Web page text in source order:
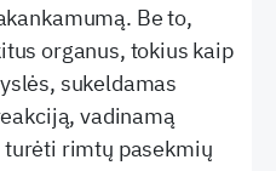
Be to,
organus, tokius kaip
sukeldamas
vadinamą
rimtų pasekmių